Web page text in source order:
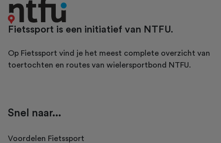
Fietssport is een initiatief van NTFU.
Op Fietssport vind je het meest complete overzicht van
toertochten en routes van wielersportbond NTFU.
Snel naar...
Voordelen Fietssport